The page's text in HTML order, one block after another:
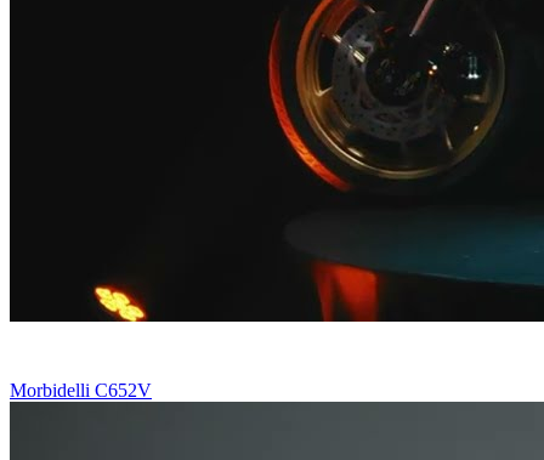
Morbidelli C652V